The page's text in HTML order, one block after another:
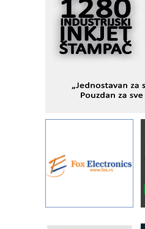
KIP KOP –
savremene
objekte
Alba d.o.o. – 35
IBeRTIM - oprema
STAUFF –
povećavaju
YAMADA pumpe –
pouzdanost u
Filtration Group
rešenja za filtraciju